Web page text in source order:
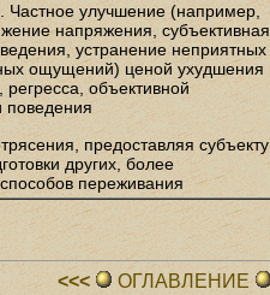
Частное улучшение (например,
напряжения, субъективная
устранение неприятных
ощущений) ценой ухудшения
регресса, объективной
поведения
предоставляя субъекту
других, более
переживания
<<< ОГЛАВЛЕHИЕ